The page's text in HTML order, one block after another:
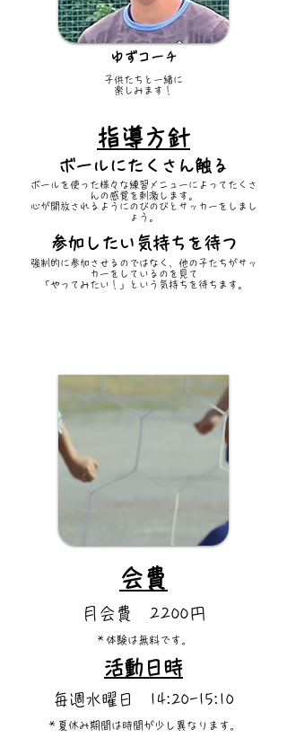
ゆずコーチ
子供たちと一緒に
楽しみます ！
​指導方針
ボールにたくさん触る
ボールを使った様々な練習メニューによってたくさ
んの感覚を刺激します。
心が開放されるようにのびのびとサッカーをしまし
ょう。
参加したい気持ちを待つ
強制的に参加させるのではなく、他の子たちがサッ
カーをしているのを見て
「やってみたい！」という気持ちを待ちます。
​会費​
月会費 2200円
​＊体験は無料です。
​活動日時
​毎週水曜日 14:20-15:10
​＊夏休み期間は時間が少し異なります。